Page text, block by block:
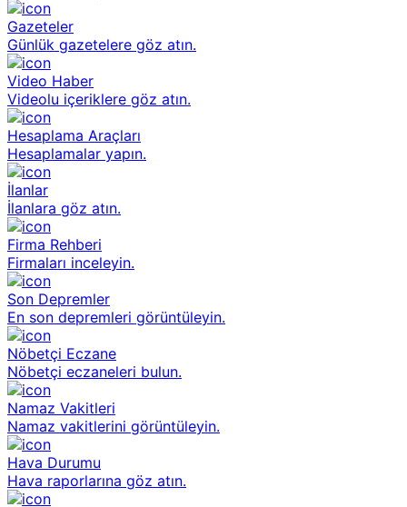
Gazeteler
Günlük gazetelere göz atın.
Video Haber
Videolu içeriklere göz atın.
Hesaplama Araçları
Hesaplamalar yapın.
İlanlar
İlanlara göz atın.
Firma Rehberi
Firmaları inceleyin.
Son Depremler
En son depremleri görüntüleyin.
Nöbetçi Eczane
Nöbetçi eczaneleri bulun.
Namaz Vakitleri
Namaz vakitlerini görüntüleyin.
Hava Durumu
Hava raporlarına göz atın.